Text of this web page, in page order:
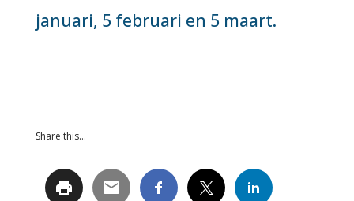
januari, 5 februari en 5 maart.
Share this…